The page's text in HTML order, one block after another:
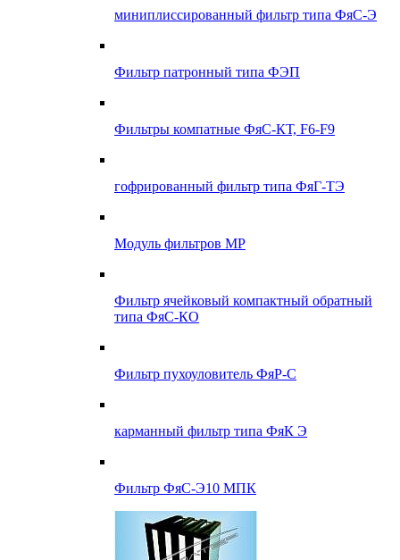
миниплиссированный фильтр типа ФяС-Э
Фильтр патронный типа ФЭП
Фильтры компатные ФяС-КТ, F6-F9
гофрированный фильтр типа ФяГ-ТЭ
Модуль фильтров МР
Фильтр ячейковый компактный обратный
типа ФяС-КО
Фильтр пухоуловитель ФяР-С
карманный фильтр типа ФяК Э
Фильтр ФяС-Э10 МПК